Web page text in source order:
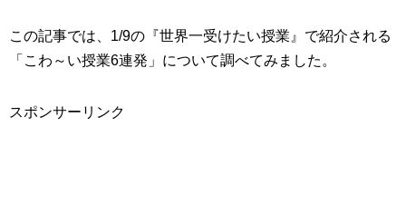
この記事では、1/9の『世界一受けたい授業』で紹介される
「こわ～い授業6連発」について調べてみました。
スポンサーリンク